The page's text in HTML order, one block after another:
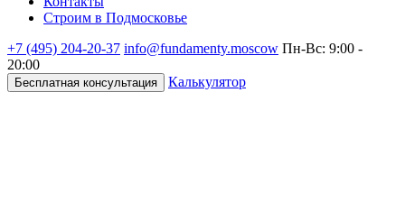
Строим в Подмосковье
+7 (495) 204-20-37 info@fundamenty.moscow Пн-Вс: 9:00 -
20:00
Бесплатная консультация Калькулятор